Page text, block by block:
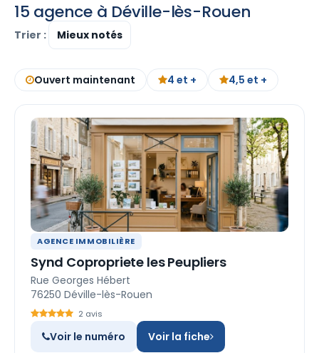
15 agence à Déville-lès-Rouen
Trier :
Ouvert maintenant 4 et + 4,5 et +
AGENCE IMMOBILIÈRE
Synd Copropriete les Peupliers
Rue Georges Hébert
76250 Déville-lès-Rouen
2 avis
Voir le numéro Voir la fiche